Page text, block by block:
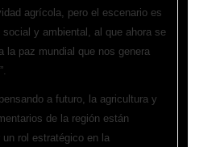
agrícola, pero el escenario es
y ambiental, al que ahora se
la paz mundial que nos genera
a futuro, la agricultura y
de la región están
rol estratégico en la